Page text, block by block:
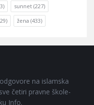
sunnet (227)
žena (433)
na islamska
četiri pravne škole-
Info.